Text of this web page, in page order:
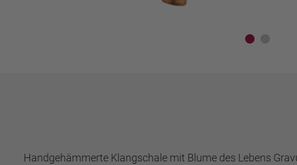
Handgehämmerte Klangschale mit Blume des Lebens